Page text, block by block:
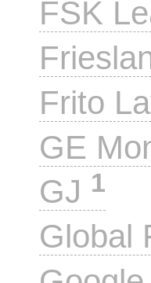
FSK
Frito
GE
GJ 1
Global